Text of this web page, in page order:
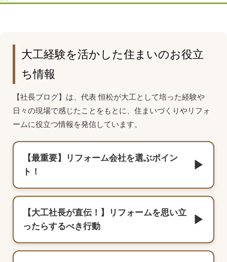
大工経験を活かした住まいのお役立
ち情報
【社長ブログ】は、代表 恒松が大工として培った経験や
日々の現場で感じたことをもとに、住まいづくりやリフォ
ームに役立つ情報を発信しています。
【最重要】リフォーム会社を選ぶポイン
ト！
▶
【大工社長が直伝！】リフォームを思い立
ったらするべき行動
▶